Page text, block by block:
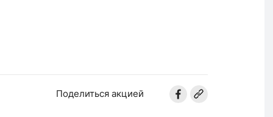
Поделиться акцией